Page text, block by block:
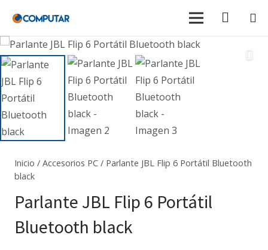
Inicio / Accesorios PC / Parlante JBL Flip 6 Portátil Bluetooth
black
Parlante JBL Flip 6 Portátil
Bluetooth black